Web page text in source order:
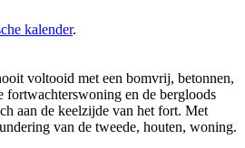
kalender.
voltooid met een bomvrij, betonnen,
fortwachterswoning en de bergloods
aan de keelzijde van het fort. Met
van de tweede, houten, woning.